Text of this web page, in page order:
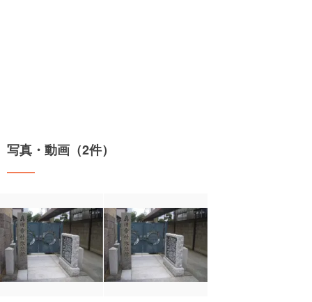
写真・動画（2件）